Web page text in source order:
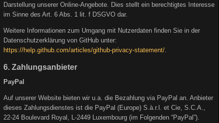
Darstellung unserer Online-Angebote. Dies stellt ein berechtigtes Interesse
im Sinne des Art. 6 Abs. 1 lit. f DSGVO dar.
Weitere Informationen zum Umgang mit Nutzerdaten finden Sie in der
Datenschutzerklärung von GitHub unter:
https://help.github.com/articles/github-privacy-statement/
6. Zahlungsanbieter
PayPal
Auf unserer Website bieten wir u.a. die Bezahlung via PayPal an. Anbieter
dieses Zahlungsdienstes ist die PayPal (Europe) S.à.r.l. et Cie, S.C.A.,
22-24 Boulevard Royal, L-2449 Luxembourg (im Folgenden “PayPal”).